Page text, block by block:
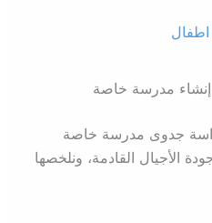
مدرسة خاصة
جدوى مدرسة خاصة
الأجيال القادمة، ونلخصها